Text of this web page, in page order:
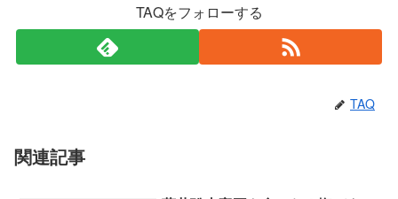
TAQをフォローする
TAQ
関連記事